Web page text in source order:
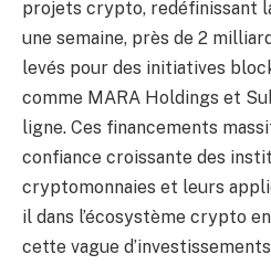
projets crypto, redéfinissant
une semaine, près de 2
levés pour des initiatives
comme MARA Holdings et
ligne. Ces financements
confiance croissante des
cryptomonnaies et leurs
il dans l’écosystème crypto
cette vague